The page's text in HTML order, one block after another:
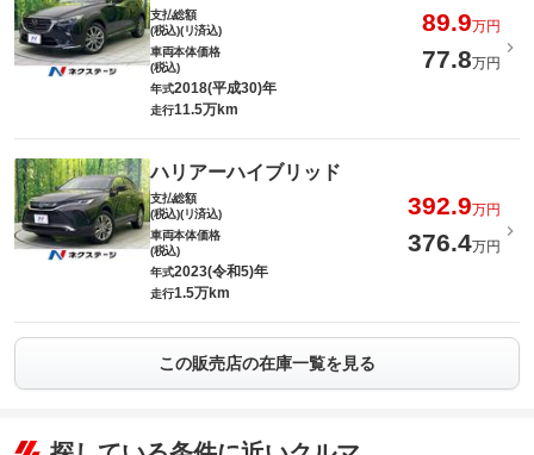
支払総額
(税込)(リ済込)
89.9万円
車両本体価格
(税込)
77.8万円
年式2018(平成30)年
走行11.5万km
ハリアーハイブリッド
支払総額
(税込)(リ済込)
392.9万円
車両本体価格
(税込)
376.4万円
年式2023(令和5)年
走行1.5万km
この販売店の在庫一覧を見る